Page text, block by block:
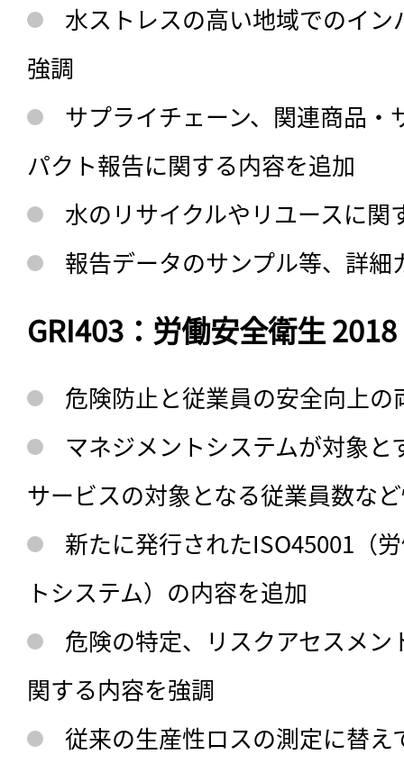
水ストレスの高い地域でのイ
強調
サプライチェーン、関連商品
パクト報告に関する内容を追加
水のリサイクルやリユースに関
報告データのサンプル等、詳細
GRI403：労働安全衛生 2018
危険防止と従業員の安全向上
マネジメントシステムが対象
サービスの対象となる従業員数な
新たに発行されたISO45001（
トシステム）の内容を追加
危険の特定、リスクアセスメ
関する内容を強調
従来の生産性ロスの測定に替